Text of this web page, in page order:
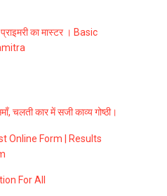
का मास्टर । Basic
चलती कार में सजी काव्य गोष्ठी।
Online Form | Results
For All